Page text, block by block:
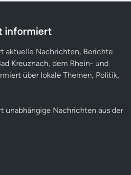
informiert
aktuelle Nachrichten, Berichte
Kreuznach, dem Rhein- und
über lokale Themen, Politik,
unabhängige Nachrichten aus der